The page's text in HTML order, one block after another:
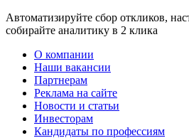
Автоматизируйте сбор откликов,
собирайте аналитику в 2 клика
О компании
Наши вакансии
Партнерам
Реклама на сайте
Новости и статьи
Инвесторам
Кандидаты по профессиям